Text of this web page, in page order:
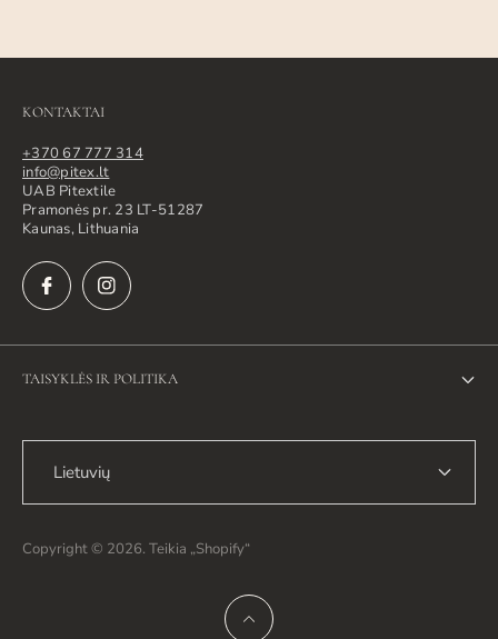
KONTAKTAI
+370 67 777 314
info@pitex.lt
UAB Pitextile
Pramonės pr. 23 LT-51287
Kaunas, Lithuania
TAISYKLĖS IR POLITIKA
Privatumo politika
Grąžinimo politika
Lietuvių
Copyright © 2026. Teikia „Shopify“